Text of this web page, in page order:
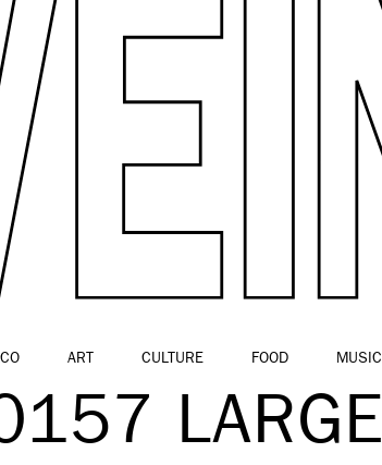
ART CULTURE FOOD MUSIC
LARGE